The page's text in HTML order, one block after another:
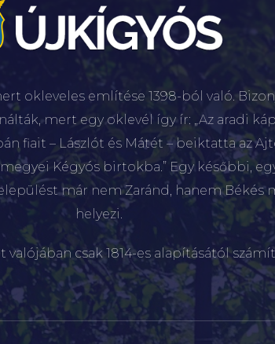
okleveles említése 1398-ból való.
mert egy oklevél így ír: „Az aradi
fiait – Lászlót és Mátét – beiktatta az
Kégyós birtokba.” Egy későbbi,
már nem Zaránd, hanem Békés
helyezi.
csak 1814-es alapításától